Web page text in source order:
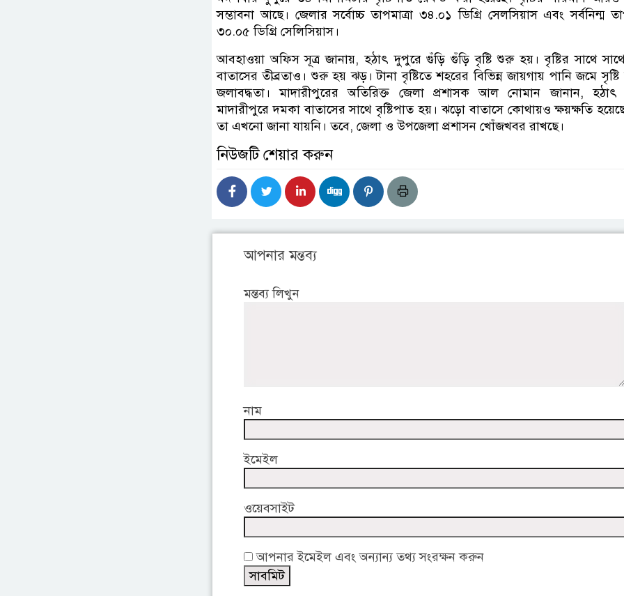
সম্ভাবনা আছে। জেলার সর্বোচ্চ তাপমাত্রা ৩৪.০১ ডিগ্রি সেলসিয়াস এবং সর্বনিন্ম
৩০.০৫ ডিগ্রি সেলিসিয়াস।
আবহাওয়া অফিস সূত্র জানায়, হঠাৎ দুপুরে গুঁড়ি গুঁড়ি বৃষ্টি শুরু হয়। বৃষ্টির সাথে
বাতাসের তীব্রতাও। শুরু হয় ঝড়। টানা বৃষ্টিতে শহরের বিভিন্ন জায়গায় পানি জমে সৃষ্টি
জলাবদ্ধতা। মাদারীপুরের অতিরিক্ত জেলা প্রশাসক আল নোমান জানান,
মাদারীপুরে দমকা বাতাসের সাথে বৃষ্টিপাত হয়। ঝড়ো বাতাসে কোথায়ও ক্ষয়ক্ষতি
তা এখনো জানা যায়নি। তবে, জেলা ও উপজেলা প্রশাসন খোঁজখবর রাখছে।
নিউজটি শেয়ার করুন
আপনার মন্তব্য
মন্তব্য লিখুন
নাম
ইমেইল
ওয়েবসাইট
আপনার ইমেইল এবং অন্যান্য তথ্য সংরক্ষন করুন